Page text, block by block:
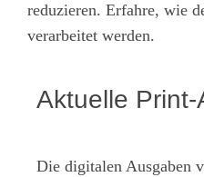
reduzieren. Erfahre, wie
verarbeitet werden.
Aktuelle
Die digitalen Ausgaben